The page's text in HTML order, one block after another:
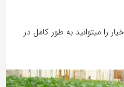
را میتوانید به طور کامل در